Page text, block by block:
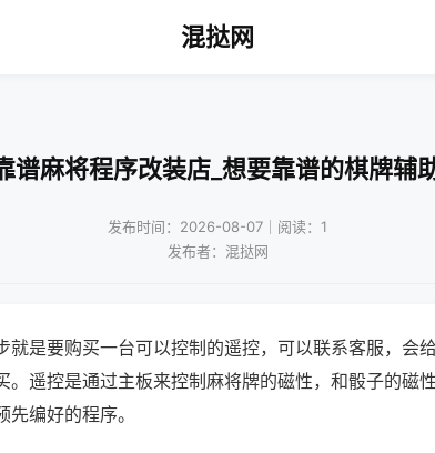
混挞网
谱麻将程序改装店_想要靠谱的棋牌辅
发布时间：2026-08-07｜阅读：1
发布者：混挞网
就是要购买一台可以控制的遥控，可以联系客服，会
。遥控是通过主板来控制麻将牌的磁性，和骰子的磁
编好的程序。